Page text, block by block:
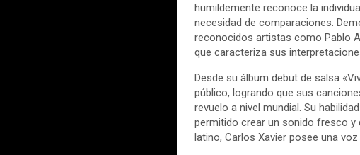
humildemente reconoce la
necesidad de comparaciones.
reconocidos artistas como Pablo
que caracteriza sus
Desde su álbum debut de salsa
público, logrando que sus
revuelo a nivel mundial. Su
permitido crear un sonido fresco y
latino, Carlos Xavier posee una